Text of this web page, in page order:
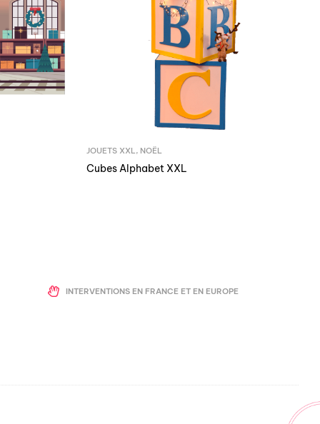
JOUETS XXL, NOËL
Cubes Alphabet XXL
INTERVENTIONS EN FRANCE ET EN EUROPE